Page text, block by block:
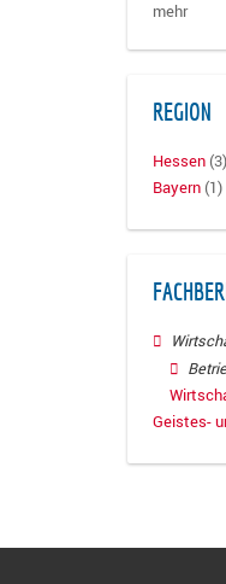
mehr
REGION
Hessen (3)
Bayern (1)
Geistes-